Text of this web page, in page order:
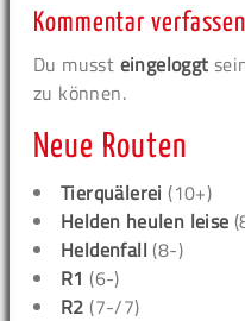
Kommentar verfassen
Du musst eingeloggt
zu können.
Neue Routen
Tierquälerei (10+)
Helden heulen leise
Heldenfall (8-)
R1 (6-)
R2 (7-/7)